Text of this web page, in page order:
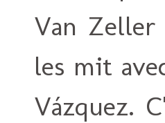
Van Zeller
les mit
Vázquez.